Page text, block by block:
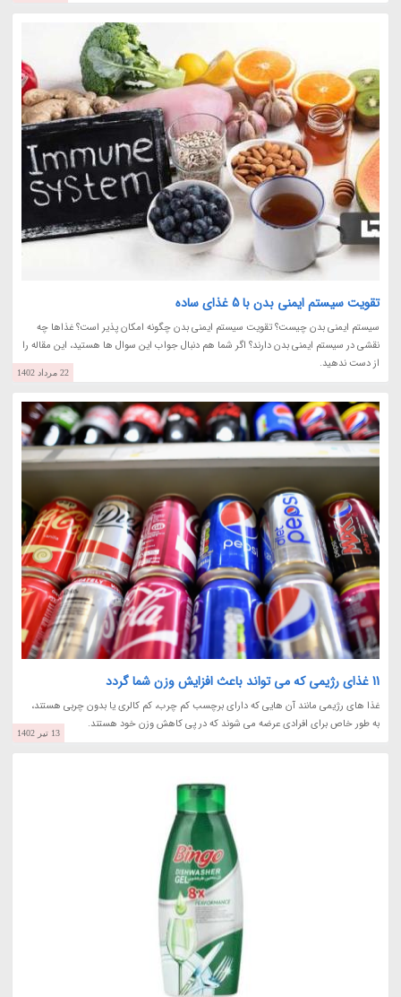
تقویت سیستم ایمنی بدن با 5 غذای ساده
سیستم ایمنی بدن چیست؟ تقویت سیستم ایمنی بدن چگونه امکان پذیر است؟ غذاها چه
نقشی در سیستم ایمنی بدن دارند؟ اگر شما هم دنبال جواب این سوال ها هستید، این مقاله را
از دست ندهید.
22 مرداد 1402
11 غذای رژیمی که می تواند باعث افزایش وزن شما گردد
غذا های رژیمی مانند آن هایی که دارای برچسب کم چرب، کم کالری یا بدون چربی هستند،
به طور خاص برای افرادی عرضه می شوند که در پی کاهش وزن خود هستند.
13 تیر 1402